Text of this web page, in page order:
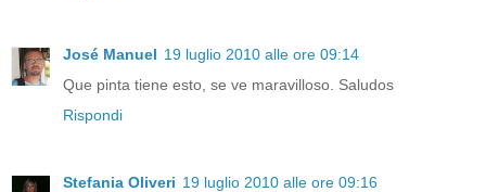
José Manuel 19 luglio 2010 alle ore 09:14
Que pinta tiene esto, se ve maravilloso. Saludos
Rispondi
Stefania Oliveri 19 luglio 2010 alle ore 09:16